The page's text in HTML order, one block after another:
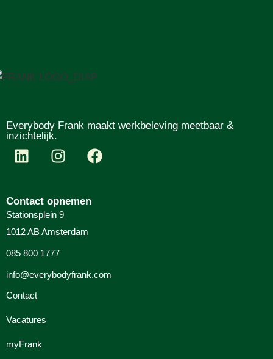
Everybody Frank maakt werkbeleving meetbaar &
inzichtelijk.
Contact opnemen
Stationsplein 9
1012 AB Amsterdam
085 800 1777
info@everybodyfrank.com
Contact
Vacatures
myFrank